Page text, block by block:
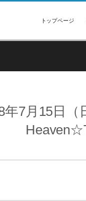
トップページ
年7月15日